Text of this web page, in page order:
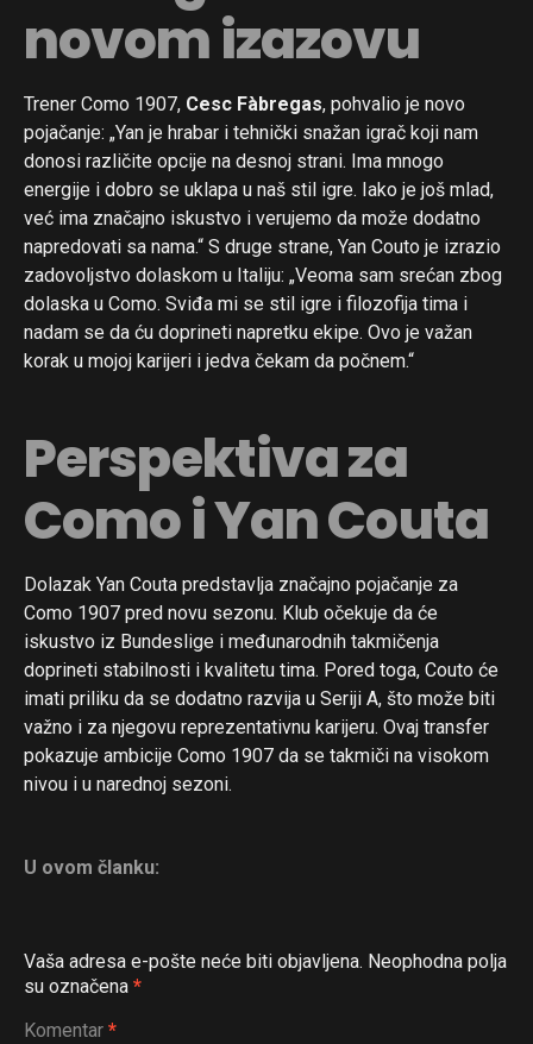
novom izazovu
Trener Como 1907, Cesc Fàbregas, pohvalio je novo
pojačanje: „Yan je hrabar i tehnički snažan igrač koji nam
donosi različite opcije na desnoj strani. Ima mnogo
energije i dobro se uklapa u naš stil igre. Iako je još mlad,
već ima značajno iskustvo i verujemo da može dodatno
napredovati sa nama.“ S druge strane, Yan Couto je izrazio
zadovoljstvo dolaskom u Italiju: „Veoma sam srećan zbog
dolaska u Como. Sviđa mi se stil igre i filozofija tima i
nadam se da ću doprineti napretku ekipe. Ovo je važan
korak u mojoj karijeri i jedva čekam da počnem.“
Perspektiva za
Como i Yan Couta
Dolazak Yan Couta predstavlja značajno pojačanje za
Como 1907 pred novu sezonu. Klub očekuje da će
iskustvo iz Bundeslige i međunarodnih takmičenja
doprineti stabilnosti i kvalitetu tima. Pored toga, Couto će
imati priliku da se dodatno razvija u Seriji A, što može biti
važno i za njegovu reprezentativnu karijeru. Ovaj transfer
pokazuje ambicije Como 1907 da se takmiči na visokom
nivou i u narednoj sezoni.
U ovom članku:
Vaša adresa e-pošte neće biti objavljena. Neophodna polja
su označena *
Komentar *
Reddit
Pinterest
Whatsapp
Email